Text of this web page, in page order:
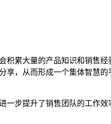
累大量的产品知识和销售
，从而形成一个集体智慧
步提升了销售团队的工作